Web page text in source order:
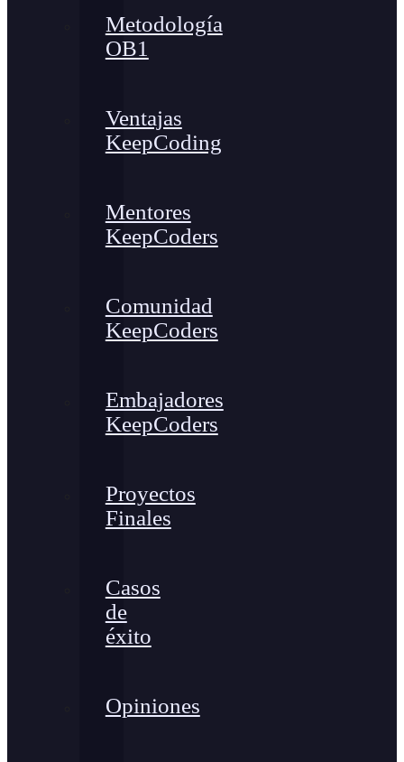
Metodología
OB1
Ventajas
KeepCoding
Mentores
KeepCoders
Comunidad
KeepCoders
Embajadores
KeepCoders
Proyectos
Finales
Casos
de
éxito
Opiniones